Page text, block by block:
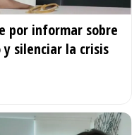
por informar sobre
y silenciar la crisis